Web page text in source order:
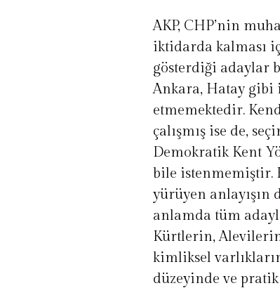
AKP, CHP’nin
iktidarda kalması
gösterdiği adaylar
Ankara, Hatay gibi
etmemektedir.
çalışmış ise de,
Demokratik Kent
bile istenmemiştir.
yürüyen anlayışın
anlamda tüm
Kürtlerin,
kimliksel
düzeyinde ve